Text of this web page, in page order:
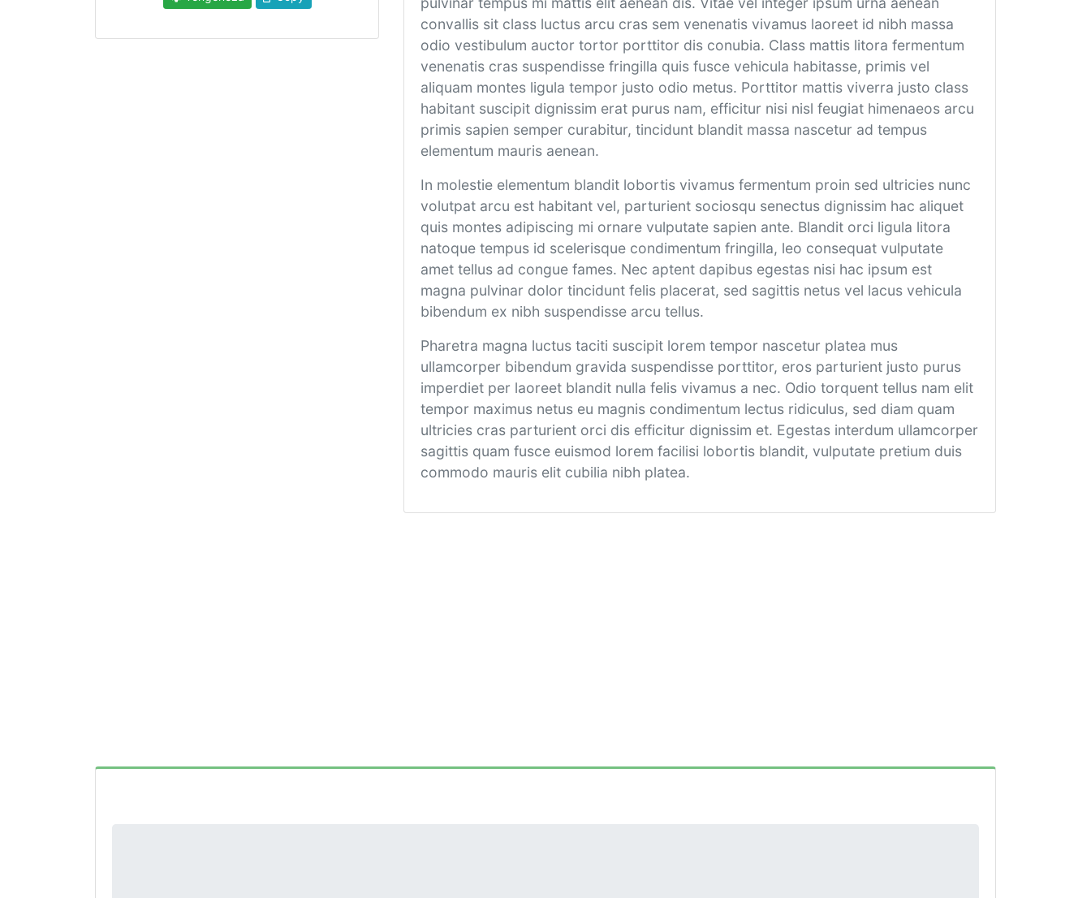
convallis sit class luctus arcu cras sem venenatis vivamus laoreet id nibh massa
odio vestibulum auctor tortor porttitor dis conubia. Class mattis litora fermentum
venenatis cras suspendisse fringilla quis fusce vehicula habitasse, primis vel
aliquam montes ligula tempor justo odio metus. Porttitor mattis viverra justo class
habitant suscipit dignissim erat purus nam, efficitur nisi nisl feugiat himenaeos arcu
primis sapien semper curabitur, tincidunt blandit massa nascetur ad tempus
elementum mauris aenean.
In molestie elementum blandit lobortis vivamus fermentum proin sed ultricies nunc
volutpat arcu est habitant vel, parturient sociosqu senectus dignissim hac aliquet
quis montes adipiscing mi ornare vulputate sapien ante. Blandit orci ligula litora
natoque tempus id scelerisque condimentum fringilla, leo consequat vulputate
amet tellus ad congue fames. Nec aptent dapibus egestas nisi hac ipsum est
magna pulvinar dolor tincidunt felis placerat, sed sagittis netus vel lacus vehicula
bibendum ex nibh suspendisse arcu tellus.
Pharetra magna luctus taciti suscipit lorem tempor nascetur platea mus
ullamcorper bibendum gravida suspendisse porttitor, eros parturient justo purus
imperdiet per laoreet blandit nulla felis vivamus a nec. Odio torquent tellus nam elit
tempor maximus netus eu magnis condimentum lectus ridiculus, sed diam quam
ultricies cras parturient orci dis efficitur dignissim et. Egestas interdum ullamcorper
sagittis quam fusce euismod lorem facilisi lobortis blandit, vulputate pretium duis
commodo mauris elit cubilia nibh platea.